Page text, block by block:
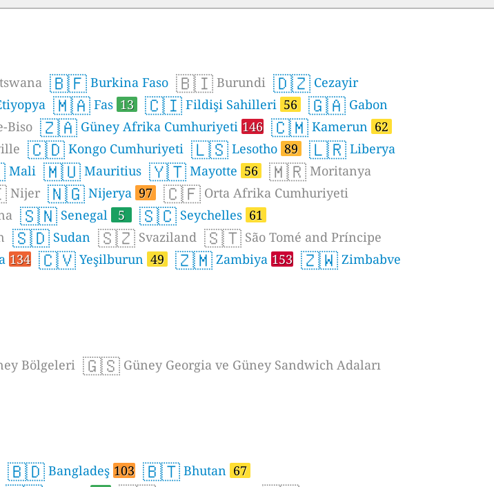
🇧🇫 Burkina Faso 🇧🇮 Burundi 🇩🇿 Cezayir
🇲🇦 Fas 13 🇨🇮 Fildişi Sahilleri 56 🇬🇦 Gabon
Biso 🇿🇦 Güney Afrika Cumhuriyeti 146 🇨🇲 Kamerun 62
🇨🇩 Kongo Cumhuriyeti 🇱🇸 Lesotho 89 🇱🇷 Liberya
Mali 🇲🇺 Mauritius 🇾🇹 Mayotte 56 🇲🇷 Moritanya
Nijer 🇳🇬 Nijerya 97 🇨🇫 Orta Afrika Cumhuriyeti
🇸🇳 Senegal 5 🇸🇨 Seychelles 61
🇸🇩 Sudan 🇸🇿 Svaziland 🇸🇹 São Tomé and Príncipe
134 🇨🇻 Yeşilburun 49 🇿🇲 Zambiya 153 🇿🇼 Zimbabve
Bölgeleri 🇬🇸 Güney Georgia ve Güney Sandwich Adaları
🇧🇩 Bangladeş 103 🇧🇹 Bhutan 67